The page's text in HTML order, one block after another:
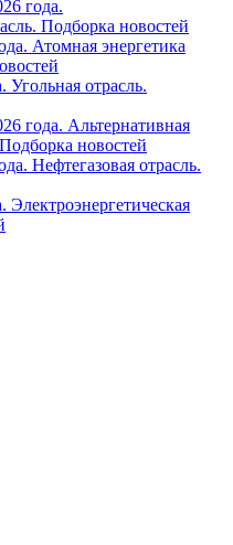
года.
Подборка новостей
Атомная энергетика
Угольная отрасль.
года. Альтернативная
новостей
Нефтегазовая отрасль.
Электроэнергетическая